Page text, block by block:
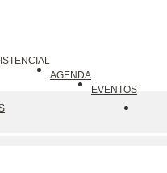
AGENDA